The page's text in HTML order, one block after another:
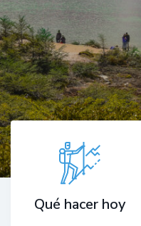
Qué hacer hoy